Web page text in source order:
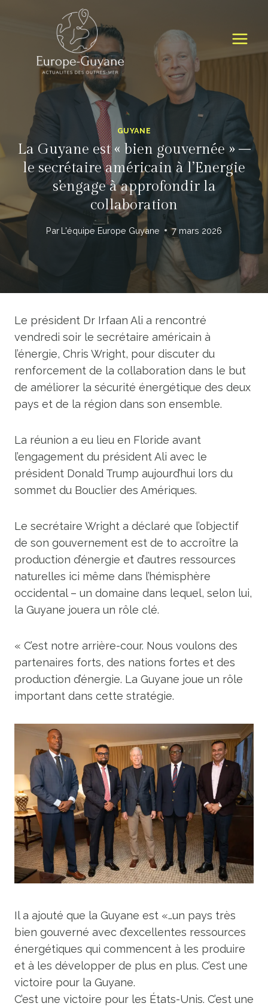
GUYANE
La Guyane est « bien gouvernée » –
le secrétaire américain à l’Energie
s’engage à approfondir la
collaboration
Par L'équipe Europe Guyane 7 mars 2026
Le président Dr Irfaan Ali a rencontré
vendredi soir le secrétaire américain à
l’énergie, Chris Wright, pour discuter du
renforcement de la collaboration dans le but
de améliorer la sécurité énergétique des deux
pays et de la région dans son ensemble.
La réunion a eu lieu en Floride avant
l’engagement du président Ali avec le
président Donald Trump aujourd’hui lors du
sommet du Bouclier des Amériques.
Le secrétaire Wright a déclaré que l’objectif
de son gouvernement est de to accroître la
production d’énergie et d’autres ressources
naturelles ici même dans l’hémisphère
occidental – un domaine dans lequel, selon lui,
la Guyane jouera un rôle clé.
« C’est notre arrière-cour. Nous voulons des
partenaires forts, des nations fortes et des
production d’énergie. La Guyane joue un rôle
important dans cette stratégie.
Il a ajouté que la Guyane est «…un pays très
bien gouverné avec d’excellentes ressources
énergétiques qui commencent à les produire
et à les développer de plus en plus. C’est une
victoire pour la Guyane.
C’est une victoire pour les États-Unis. C’est une